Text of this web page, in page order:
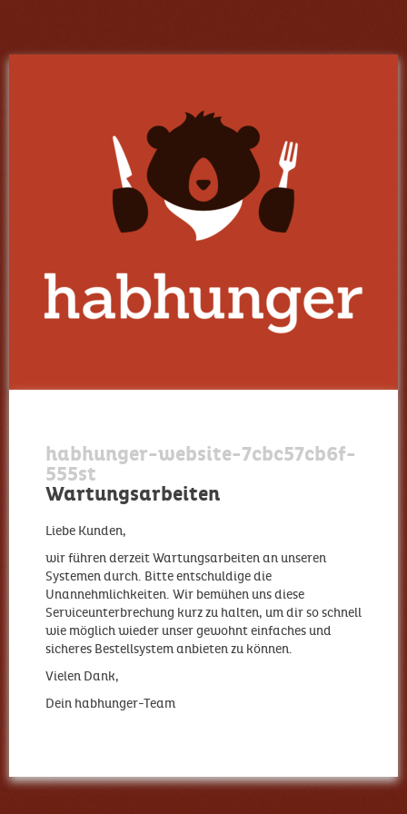
habhunger-website-7cbc57cb6f-
555st
Wartungsarbeiten
Liebe Kunden,
wir führen derzeit Wartungsarbeiten an unseren
Systemen durch. Bitte entschuldige die
Unannehmlichkeiten. Wir bemühen uns diese
Serviceunterbrechung kurz zu halten, um dir so schnell
wie möglich wieder unser gewohnt einfaches und
sicheres Bestellsystem anbieten zu können.
Vielen Dank,
Dein habhunger-Team